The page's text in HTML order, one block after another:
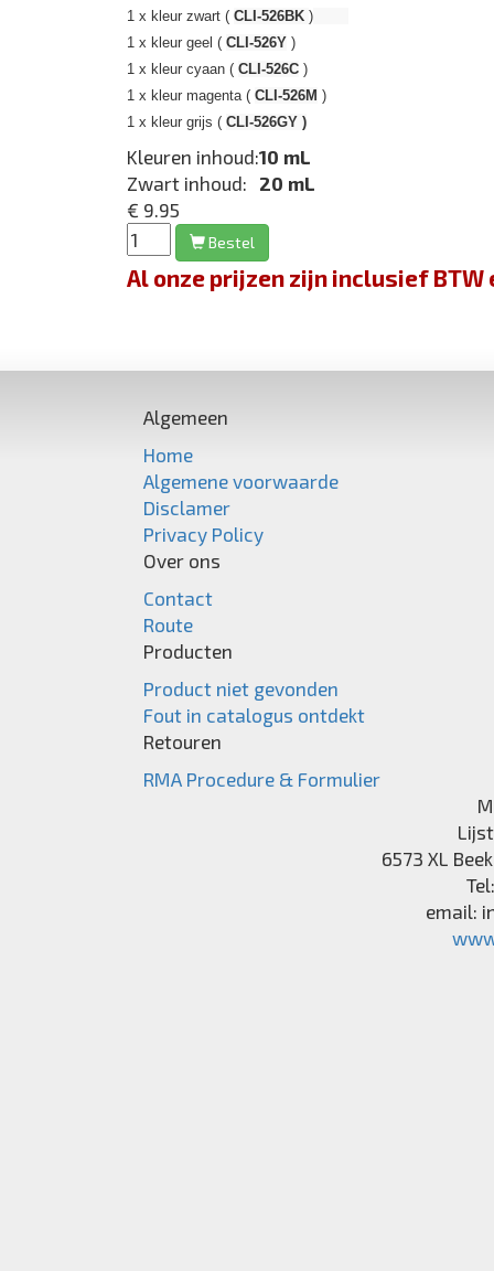
1 x kleur zwart ( CLI-526BK )
1 x kleur geel ( CLI-526Y )
1 x kleur cyaan ( CLI-526C )
1 x kleur magenta ( CLI-526M )
1 x kleur grijs ( CLI-526GY )
Kleuren inhoud:10 mL
Zwart inhoud:
20 mL
€ 9.95
Bestel
Al onze prijzen zijn inclusief
Algemeen
Home
Algemene voorwaarde
Disclamer
Privacy Policy
Over ons
Contact
Route
Producten
Product niet gevonden
Fout in catalogus ontdekt
Retouren
RMA Procedure & Formulier
6573 XL
email: